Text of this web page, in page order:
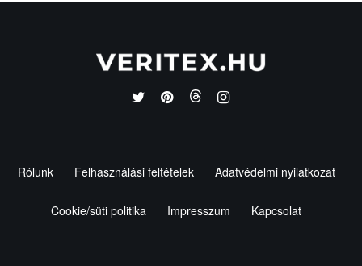
Rólunk Felhasználási feltételek Adatvédelmi nyilatkozat
Cookie/süti politika Impresszum Kapcsolat